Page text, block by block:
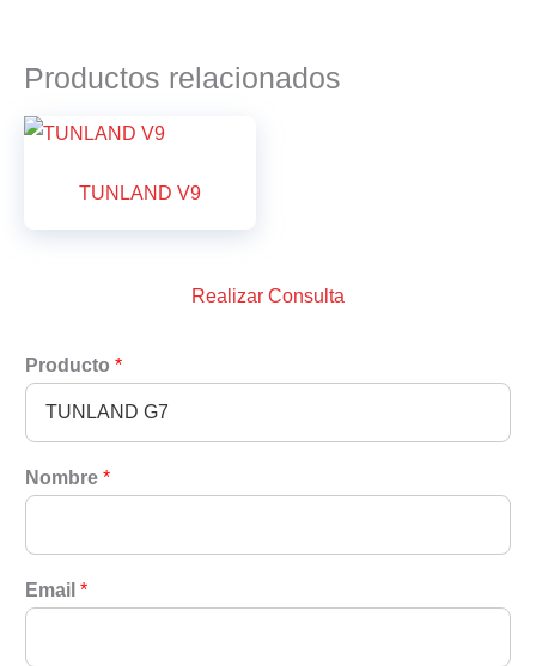
Productos relacionados
TUNLAND V9
Realizar Consulta
Producto *
Nombre *
Email *